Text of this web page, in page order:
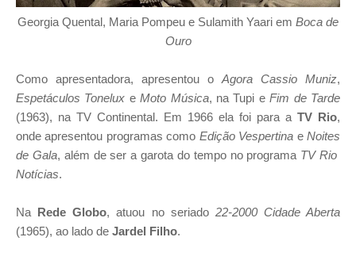
Georgia Quental, Maria Pompeu e Sulamith Yaari em Boca de
Ouro
Como apresentadora, apresentou o Agora Cassio Muniz,
Espetáculos Tonelux eMoto Música, na Tupi eFim de Tarde
(1963), na TV Continental. Em 1966 ela foi para a TV Rio,
onde apresentou programas como Edição Vespertina eNoites
de Gala, além de ser a garota do tempo no programa TV Rio
Notícias.
Na Rede Globo, atuou no seriado 22-2000 Cidade Aberta
(1965), ao lado de Jardel Filho.